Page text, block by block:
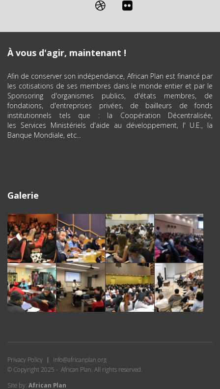
À vous d'agir, maintenant !
Afin de conserver son indépendance, African Plan est financé par
les cotisations de ses membres dans le monde entier et par le
Sponsoring d'organismes publics, d'états membres, de
fondations, d'entreprises privées, de bailleurs de fonds
institutionnels tels que : la Coopération Décentralisée,
les Services Ministériels d'aide au développement, l' U.E., la
Banque Mondiale, etc...
Galerie
Privacy Policy
info@africanplan.org
© Copyright 2025 - African Plan. All rights reserved.
Site by: African Plan